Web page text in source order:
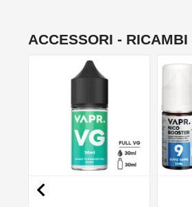
ACCESSORI - RICAMBI
